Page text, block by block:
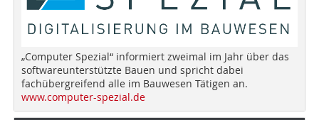
„Computer Spezial“ informiert zweimal im Jahr über das
softwareunterstützte Bauen und spricht dabei
fachübergreifend alle im Bauwesen Tätigen an.
www.computer-spezial.de